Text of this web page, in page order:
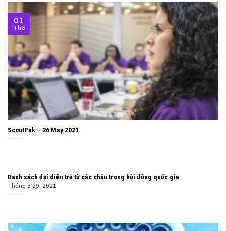
ScoutPak – 26 May 2021
01
Th6
Danh sách đại diện trẻ từ các châu trong hội đồng quốc gia
Tháng 5 29, 2021